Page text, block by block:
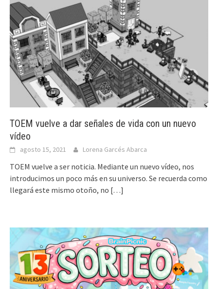
TOEM vuelve a dar señales de vida con un nuevo
vídeo
agosto 15, 2021 Lorena Garcés Abarca
TOEM vuelve a ser noticia. Mediante un nuevo vídeo, nos
introducimos un poco más en su universo. Se recuerda como
llegará este mismo otoño, no […]